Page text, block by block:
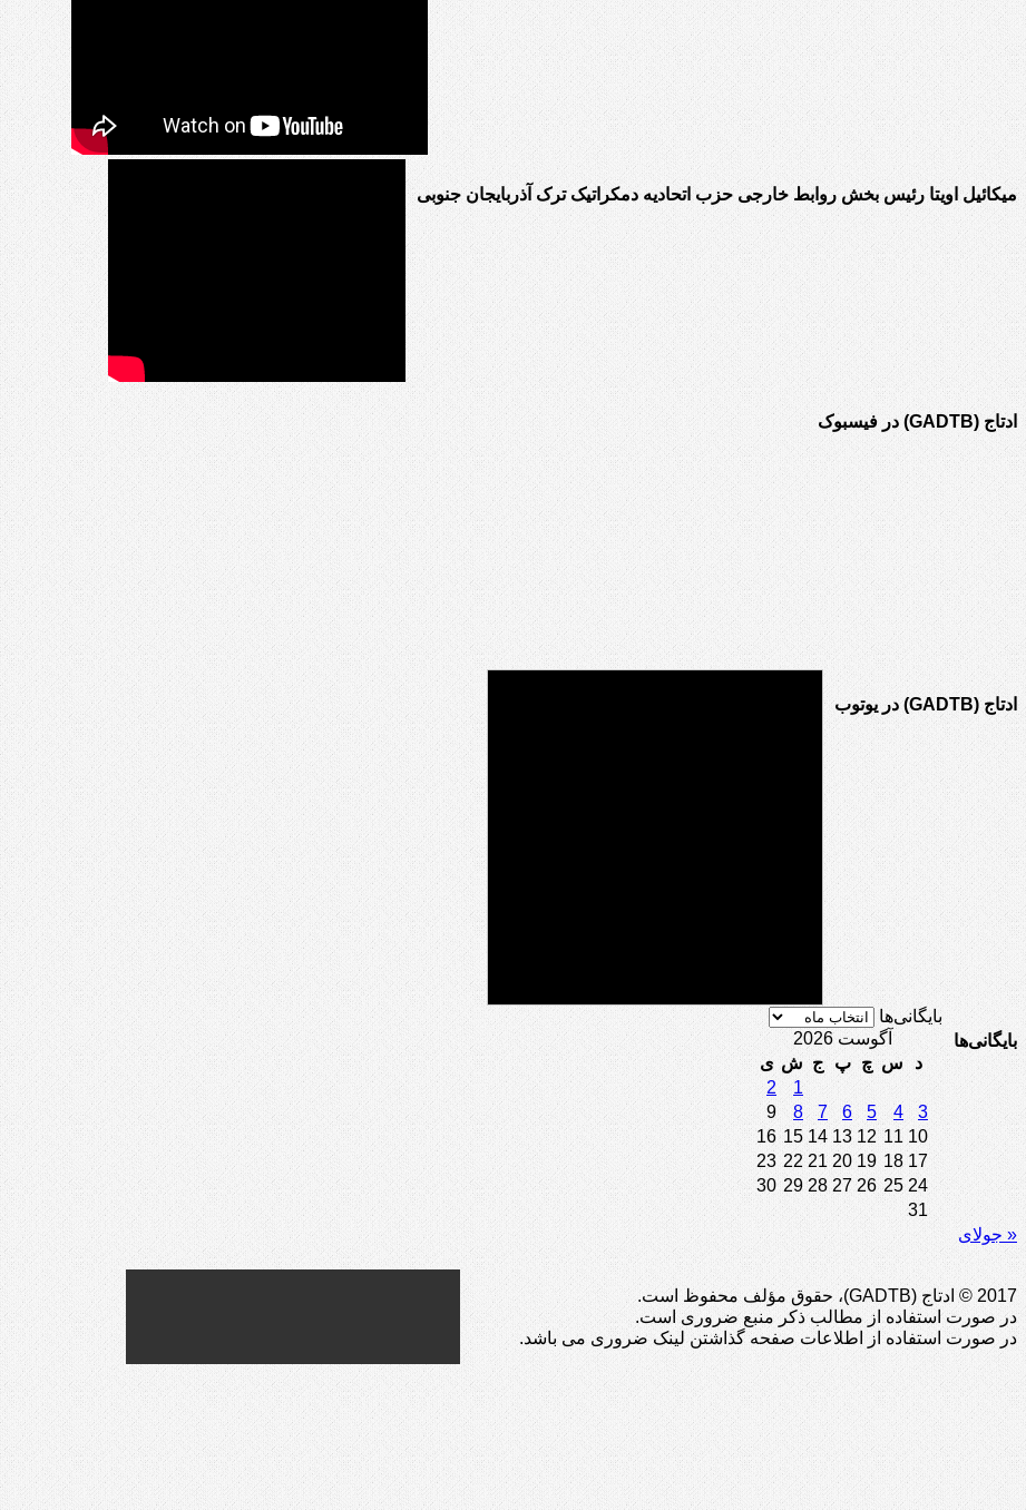
میکائیل اویتا رئیس بخش روابط خارجی حزب اتحادیه دمکراتیک ترک آذربایجان جنوبی
ادتاج (GADTB) در فیسبوک
ادتاج (GADTB) در یوتوب
بایگانی‌ها
بایگانی‌ها
آگوست 2026
د س چ پ ج ش ی
1
2
3
4
5
6
7
8
9
10
11
12
13
14
15
16
17
18
19
20
21
22
23
24
25
26
27
28
29
30
31
« جولای
2017 © ادتاج (GADTB)، حقوق مؤلف محفوظ است.
در صورت استفاده از مطالب ذکر منبع ضروری است.
در صورت استفاده از اطلاعات صفحه گذاشتن لینک ضروری می باشد.